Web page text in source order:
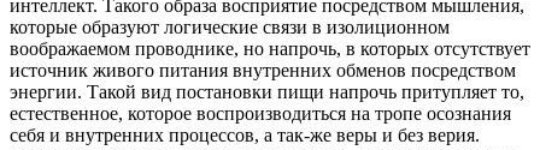
интеллект. Такого образа восприятие посредством мышления,
которые образуют логические связи в изолиционном
воображаемом проводнике, но напрочь, в которых отсутствует
источник живого питания внутренних обменов посредством
энергии. Такой вид постановки пищи напрочь притупляет то,
естественное, которое воспроизводиться на тропе осознания
себя и внутренних процессов, а так-же веры и без верия.